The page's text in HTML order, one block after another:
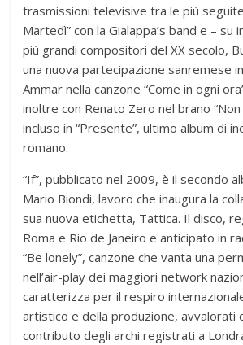
trasmissioni televisive tra le più
Martedì” con la Gialappa’s band e – su
più grandi compositori del XX secolo,
una nuova partecipazione sanremese
Ammar nella canzone “Come in ogni
inoltre con Renato Zero nel brano
incluso in “Presente”, ultimo album di
romano.
“If”, pubblicato nel 2009, è il secondo
Mario Biondi, lavoro che inaugura la
sua nuova etichetta, Tattica. Il disco,
Roma e Rio de Janeiro e anticipato in
“Be lonely”, canzone che vanta una
nell’air-play dei maggiori network
caratterizza per il respiro
artistico e della produzione, avvalorati
contributo degli archi registrati a